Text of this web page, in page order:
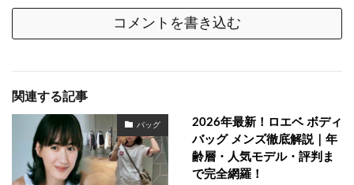
コメントを書き込む
関連する記事
バッグ
2026年最新！ロエベ ボディ
バッグ メンズ徹底解説｜年
齢層・人気モデル・評判ま
で完全網羅！